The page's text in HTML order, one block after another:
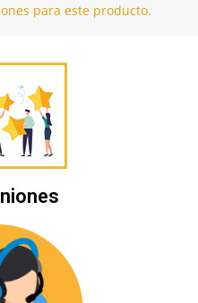
para este producto.